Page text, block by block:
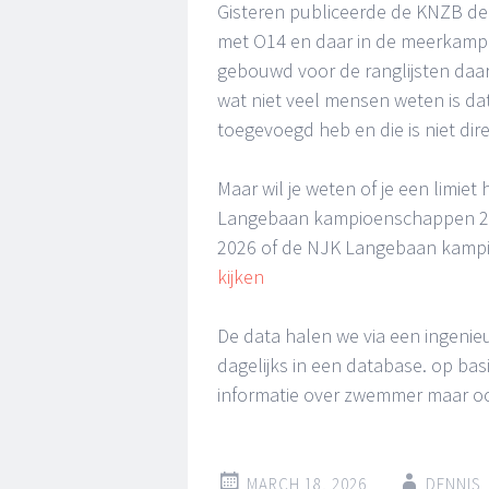
Gisteren publiceerde de KNZB
met O14 en daar in de
gebouwd voor de ranglijsten
wat niet veel mensen weten is
toegevoegd heb en die is niet
Maar wil je weten of je een
Langebaan kampioenschappen
2026 of de NJK Langebaan
kijken
De data halen we via een
dagelijks in een database. op
informatie over zwemmer maar
MARCH 18, 2026 DENNIS